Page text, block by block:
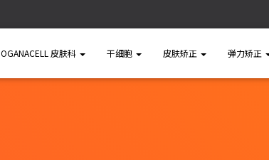
OGANACELL 皮肤科 干细胞 皮肤矫正 弹力矫正